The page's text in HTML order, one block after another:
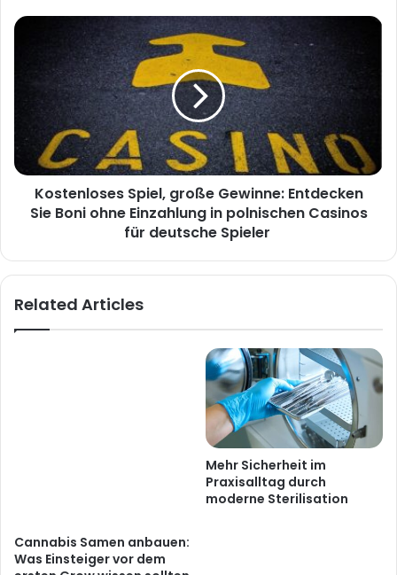
Kostenloses Spiel, große Gewinne: Entdecken
Sie Boni ohne Einzahlung in polnischen Casinos
für deutsche Spieler
Related Articles
Mehr Sicherheit im
Praxisalltag durch
moderne Sterilisation